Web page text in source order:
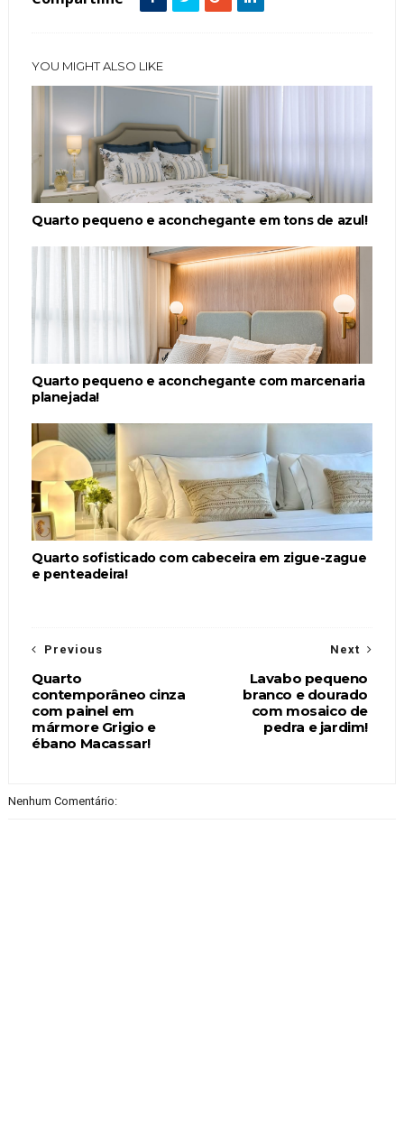
YOU MIGHT ALSO LIKE
Quarto pequeno e aconchegante em tons de azul!
Quarto pequeno e aconchegante com marcenaria
planejada!
Quarto sofisticado com cabeceira em zigue-zague
e penteadeira!
Next
Lavabo pequeno
branco e dourado
com mosaico de
pedra e jardim!
Previous
Quarto
contemporâneo cinza
com painel em
mármore Grigio e
ébano Macassar!
Nenhum Comentário: